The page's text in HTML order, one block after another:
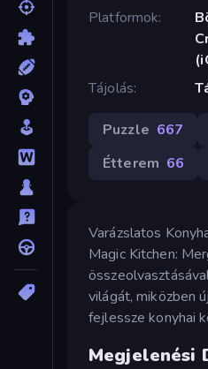
Platformok
Tájolás
Puzzle 667
Étterem 66
Varázslatos
Magic Kitchen:
világát, miközben
fejlessze konyhai
Megjelenési